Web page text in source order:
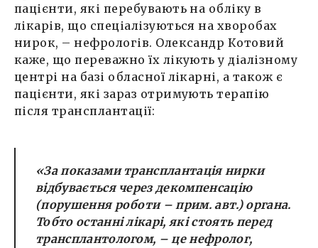
пацієнти, які перебувають на обліку в
лікарів, що спеціалізуються на хворобах
нирок, – нефрологів. Олександр Котовий
каже, що переважно їх лікують у діалізному
центрі на базі обласної лікарні, а також є
пацієнти, які зараз отримують терапію
після трансплантації:
«За показами трансплантація нирки
відбувається через декомпенсацію
(порушення роботи – прим. авт.) органа.
Тобто останні лікарі, які стоять перед
трансплантологом, – це нефролог,